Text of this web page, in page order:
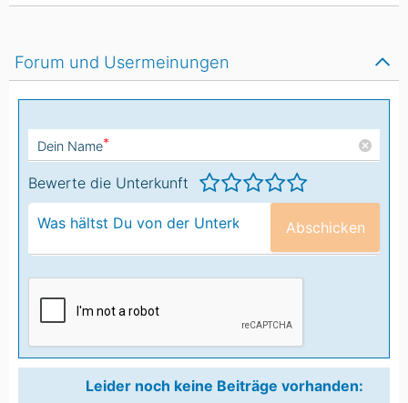
Forum und Usermeinungen
Dein Name*
Bewerte die Unterkunft
Abschicken
Leider noch keine Beiträge vorhanden: